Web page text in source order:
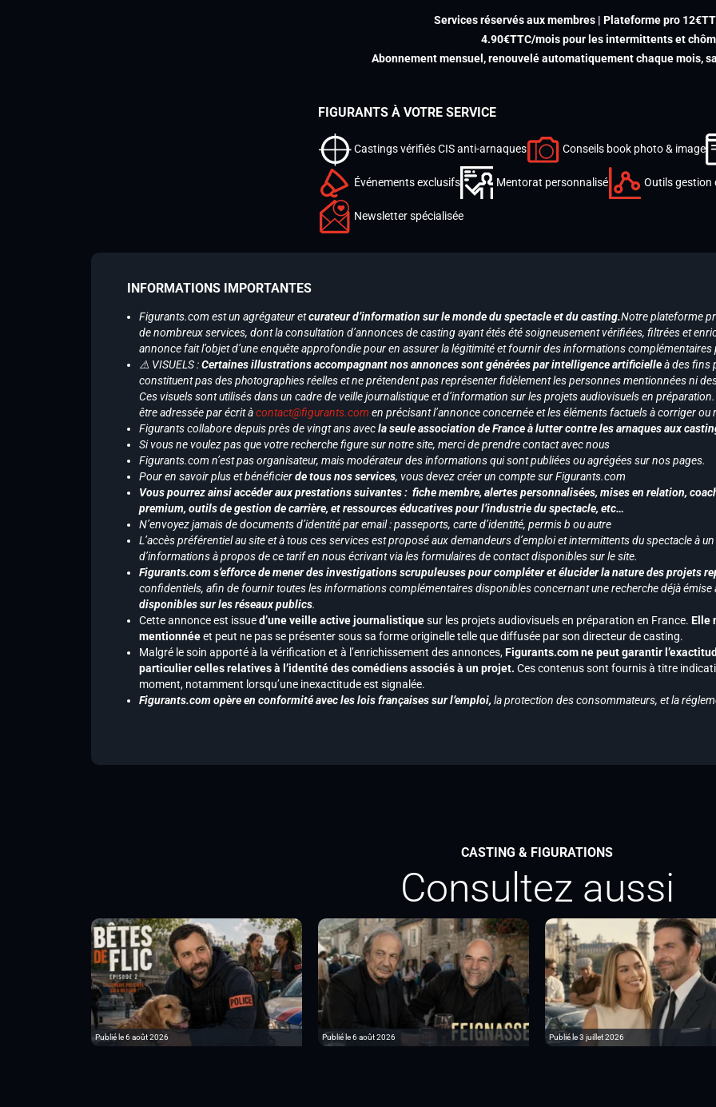
Services réservés aux membres | Plateforme pro
4.90€TTC/mois pour les intermittents et
Abonnement mensuel, renouvelé automatiquement chaque mois,
FIGURANTS À VOTRE SERVICE
Castings vérifiés CIS anti-arnaques Conseils book photo & image
Événements exclusifs Mentorat personnalisé Outils gestion
Newsletter spécialisée
INFORMATIONS IMPORTANTES
Figurants.com est un agrégateur etcurateur d’information sur le monde du spectacle et du casting.Notre plateforme
de nombreux services, dont la consultation d’annonces de casting ayant étés été soigneusement vérifiées, filtrées et
annonce fait l’objet d’une enquête approfondie pour en assurer la légitimité et fournir des informations
⚠️ VISUELS :Certaines illustrations accompagnant nos annonces sont générées par intelligence artificielleà des fins
constituent pas des photographies réelles et ne prétendent pas représenter fidèlement les personnes mentionnées ni
Ces visuels sont utilisés dans un cadre de veille journalistique et d’information sur les projets audiovisuels en
être adressée par écrit àcontact@figurants.com en précisant l’annonce concernée et les éléments factuels à corriger ou
Figurants collabore depuis près de vingt ans avecla seule association de France à lutter contre les arnaques aux
Si vous ne voulez pas que votre recherche figure sur notre site, merci de prendre contact avec nous
Figurants.com n’est pas organisateur, mais modérateur des informations qui sont publiées ou agrégées sur nos pages.
Pour en savoir plus et bénéficierde tous nos services, vous devez créer un compte sur Figurants.com
Vous pourrez ainsi accéder aux prestations suivantes : fiche membre, alertes personnalisées, mises en relation,
premium, outils de gestion de carrière, et ressources éducatives pour l’industrie du spectacle, etc…
N’envoyez jamais de documents d’identité par email : passeports, carte d’identité, permis b ou autre
L’accès préférentiel au site et à tous ces services est proposé aux demandeurs d’emploi et intermittents du spectacle à
d’informations à propos de ce tarif en nous écrivant via les formulaires de contact disponibles sur le site.
Figurants.com s’efforce de mener des investigations scrupuleuses pour compléter et élucider la nature des projets
confidentiels, afin de fournir toutes les informations complémentaires disponibles concernant une recherche déjà émise
disponibles sur les réseaux publics.
Cette annonce est issued’une veille active journalistiquesur les projets audiovisuels en préparation en France. Elle
mentionnéeet peut ne pas se présenter sous sa forme originelle telle que diffusée par son directeur de casting.
Malgré le soin apporté à la vérification et à l’enrichissement des annonces,Figurants.com ne peut garantir
particulier celles relatives à l’identité des comédiens associés à un projet. Ces contenus sont fournis à titre
moment, notamment lorsqu’une inexactitude est signalée.
Figurants.com opère en conformité avec les lois françaises sur l’emploi, la protection des consommateurs, et la
CASTING & FIGURATIONS
Consultez aussi
Publié le 6 août 2026 Publié le 6 août 2026 Publié le 3 juillet 2026